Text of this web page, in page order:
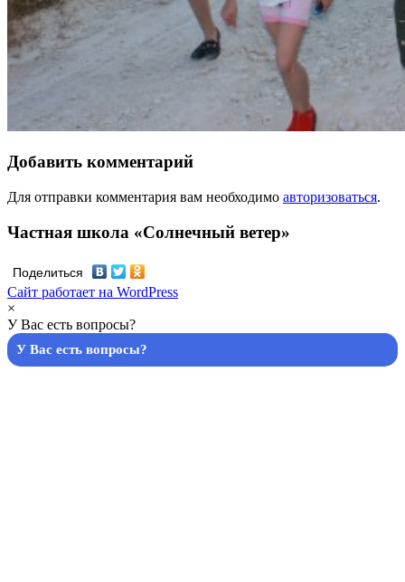
Добавить комментарий
Для отправки комментария вам необходимо авторизоваться.
Частная школа «Солнечный ветер»
Поделиться
Сайт работает на WordPress
×
У Вас есть вопросы?
У Вас есть вопросы?